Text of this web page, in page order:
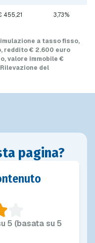
455,21 3,73%
a tasso fisso,
reddito € 2.600 euro
, valore immobile €
Rilevazione del
pagina?
5 (basata su 5